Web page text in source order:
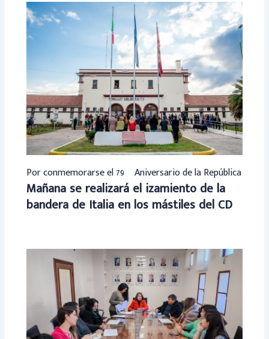
Por conmemorarse el 79º Aniversario de la República
Mañana se realizará el izamiento de la
bandera de Italia en los mástiles del CD